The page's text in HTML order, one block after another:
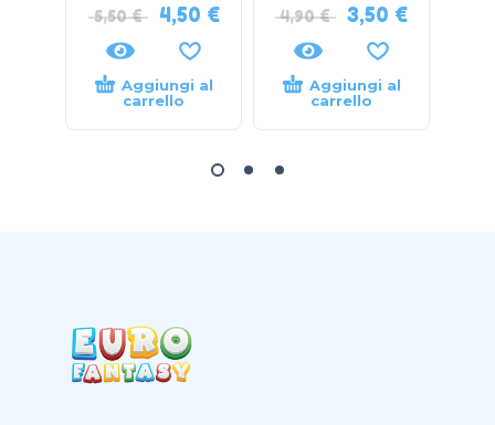
5,50€ 4,50 €
Aggiungi al
carrello
4,90€ 3,50 €
Aggiungi al
carrello